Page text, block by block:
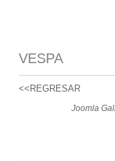
VESPA
<<REGRESAR
Joomla